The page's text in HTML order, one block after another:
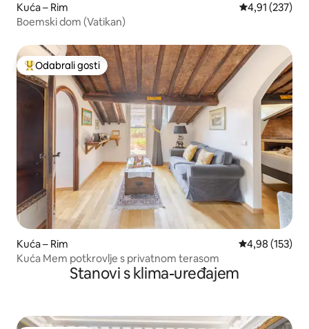
Kuća – Rim Prosječna
4,91 (237)
Boemski dom (Vatikan)
Među najviše rangiranima s oznakom „Odabrali gosti”
Odabrali gosti
Kuća – Rim Prosječna
4,98 (153)
Kuća Mem potkrovlje s privatnom terasom
Stanovi s klima-uređajem